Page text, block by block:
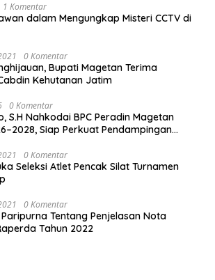
1 Komentar
dalam Mengungkap Misteri CCTV di
0 Komentar
Bupati Magetan Terima
Kehutanan Jatim
0 Komentar
S.H Nahkodai BPC Peradin Magetan
Siap Perkuat Pendampingan
0 Komentar
Seleksi Atlet Pencak Silat Turnamen
0 Komentar
Paripurna Tentang Penjelasan Nota
Tahun 2022